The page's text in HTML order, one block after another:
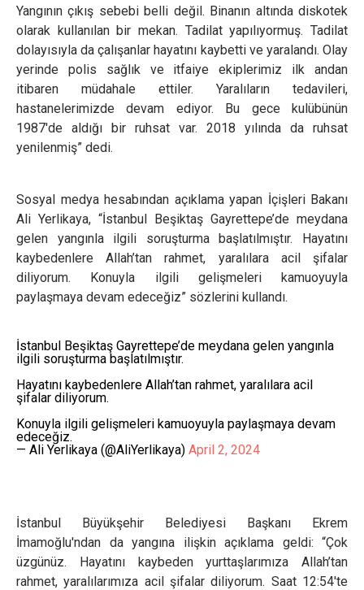
Yangının çıkış sebebi belli değil. Binanın altında diskotek
olarak kullanılan bir mekan. Tadilat yapılıyormuş. Tadilat
dolayısıyla da çalışanlar hayatını kaybetti ve yaralandı. Olay
yerinde polis sağlık ve itfaiye ekiplerimiz ilk andan
itibaren müdahale ettiler. Yaralıların tedavileri,
hastanelerimizde devam ediyor. Bu gece kulübünün
1987'de aldığı bir ruhsat var. 2018 yılında da ruhsat
yenilenmiş” dedi.
Sosyal medya hesabından açıklama yapan İçişleri Bakanı
Ali Yerlikaya, “İstanbul Beşiktaş Gayrettepe’de meydana
gelen yangınla ilgili soruşturma başlatılmıştır. Hayatını
kaybedenlere Allah’tan rahmet, yaralılara acil şifalar
diliyorum. Konuyla ilgili gelişmeleri kamuoyuyla
paylaşmaya devam edeceğiz” sözlerini kullandı.
İstanbul Beşiktaş Gayrettepe’de meydana gelen yangınla
ilgili soruşturma başlatılmıştır.
Hayatını kaybedenlere Allah’tan rahmet, yaralılara acil
şifalar diliyorum.
Konuyla ilgili gelişmeleri kamuoyuyla paylaşmaya devam
edeceğiz.
— Ali Yerlikaya (@AliYerlikaya) April 2, 2024
İstanbul Büyükşehir Belediyesi Başkanı Ekrem
İmamoğlu'ndan da yangına ilişkin açıklama geldi: “Çok
üzgünüz. Hayatını kaybeden yurttaşlarımıza Allah’tan
rahmet, yaralılarımıza acil şifalar diliyorum. Saat 12:54'te